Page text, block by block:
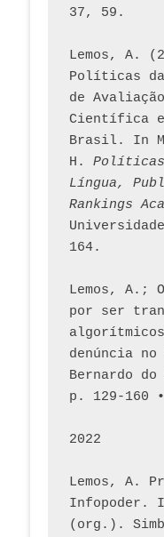
37, 59.
Lemos, A.
Políticas
de
Científica e
Brasil. In
H.
Língua,
Rankings
164.
Lemos, A.;
por ser
denúncia
Bernardo
p. 129-160
2022
Lemos, A.
Infopoder.
(org.).